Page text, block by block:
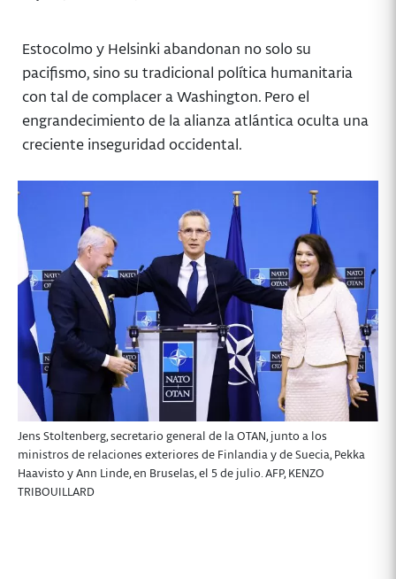
Estocolmo y Helsinki abandonan no solo su
pacifismo, sino su tradicional política humanitaria
con tal de complacer a Washington. Pero el
engrandecimiento de la alianza atlántica oculta una
creciente inseguridad occidental.
Jens Stoltenberg, secretario general de la OTAN, junto a los
ministros de relaciones exteriores de Finlandia y de Suecia, Pekka
Haavisto y Ann Linde, en Bruselas, el 5 de julio. AFP, KENZO
TRIBOUILLARD